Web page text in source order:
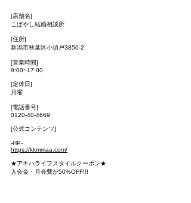
[店舗名]
こばやし結婚相談所
[住所]
新潟市秋葉区小須戸3850-2
[営業時間]
9:00~17:00
[定休日]
月曜
[電話番号]
0120-40-4669
[公式コンテンツ]
-HP-
https://kkmmaa.com/
★アキハライフスタイルクーポン★
入会金・月会費が50%OFF!!!